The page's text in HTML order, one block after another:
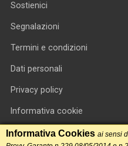
Sostienici
Segnalazioni
Termini e condizioni
Dati personali
Privacy policy
Informativa cookie
RSS feed
Informativa Cookies ai sensi